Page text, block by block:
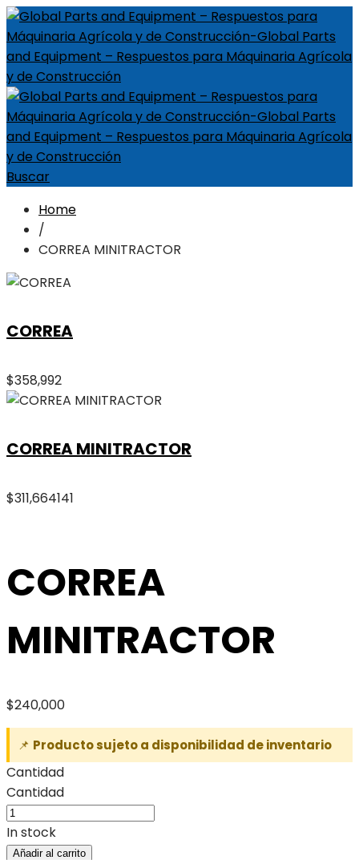
Buscar
Home
/
CORREA MINITRACTOR
CORREA
$358,992
CORREA MINITRACTOR
$311,664141
CORREA
MINITRACTOR
$240,000
📌 Producto sujeto a disponibilidad de inventario
Cantidad
Cantidad
In stock
Añadir al carrito